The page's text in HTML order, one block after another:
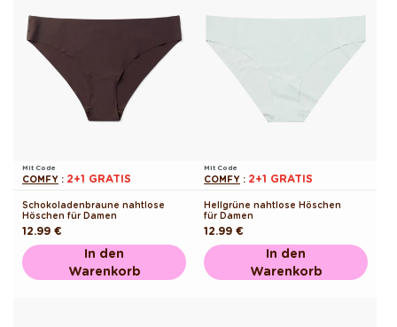
Mit Code
COMFY : 2+1 GRATIS
Schokoladenbraune nahtlose
Höschen für Damen
Normaler
Preis
12.99 €
In den
Warenkorb
Mit Code
COMFY : 2+1 GRATIS
Hellgrüne nahtlose Höschen
für Damen
Normaler
Preis
12.99 €
In den
Warenkorb